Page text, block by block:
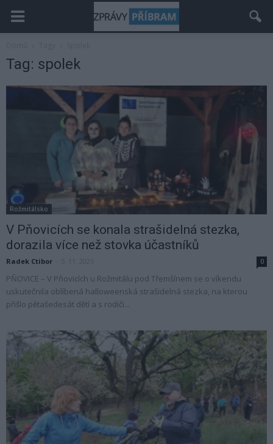
Tag: spolek
Rožmitálsko
V Pňovicích se konala strašidelná stezka,
dorazila více než stovka účastníků
Radek Ctibor 0
PŇOVICE – V Pňovicích u Rožmitálu pod Třemšínem se o víkendu
uskutečnila oblíbená halloweenská strašidelná stezka, na kterou
přišlo pětašedesát dětí a s rodiči...